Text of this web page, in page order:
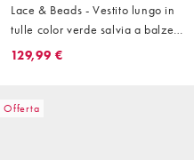
Lace & Beads - Vestito lungo in
tulle color verde salvia a balze
con maniche con volant
129,99 €
Offerta